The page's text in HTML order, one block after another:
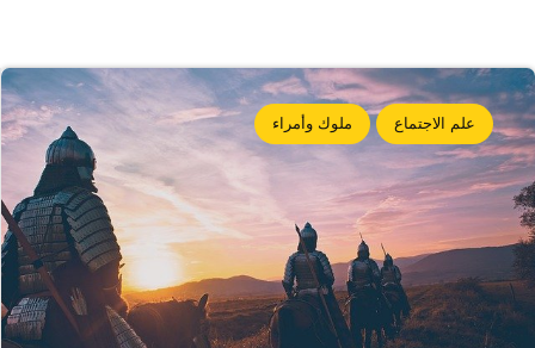
علم الاجتماع ملوك وأمراء